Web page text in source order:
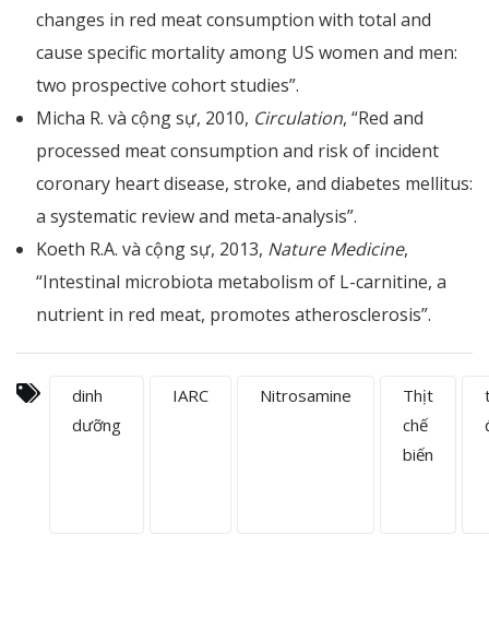
changes in red meat consumption with total and
cause specific mortality among US women and men:
two prospective cohort studies”.
Micha R. và cộng sự, 2010, Circulation, “Red and
processed meat consumption and risk of incident
coronary heart disease, stroke, and diabetes mellitus:
a systematic review and meta-analysis”.
Koeth R.A. và cộng sự, 2013, Nature Medicine,
“Intestinal microbiota metabolism of L-carnitine, a
nutrient in red meat, promotes atherosclerosis”.
dinh
dưỡng
IARC Nitrosamine
Thịt
chế
biến